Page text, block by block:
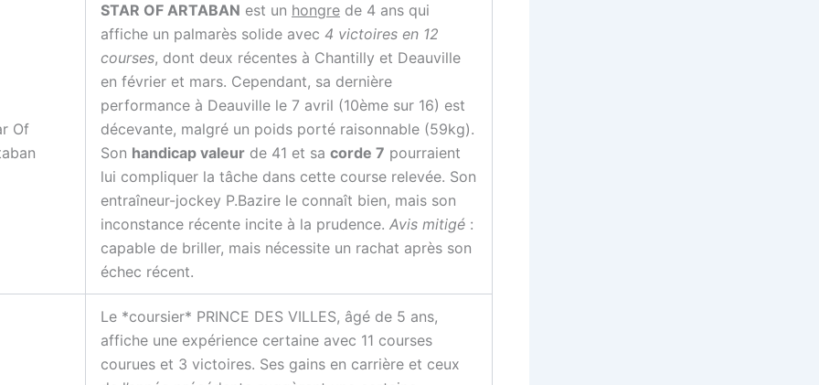
Of
STAR OF ARTABAN est un hongre de 4 ans qui
affiche un palmarès solide avec 4 victoires en 12
courses, dont deux récentes à Chantilly et Deauville
en février et mars. Cependant, sa dernière
performance à Deauville le 7 avril (10ème sur 16) est
décevante, malgré un poids porté raisonnable (59kg).
Son handicap valeur de 41 et sa corde 7 pourraient
lui compliquer la tâche dans cette course relevée. Son
entraîneur-jockey P.Bazire le connaît bien, mais son
inconstance récente incite à la prudence. Avis mitigé :
capable de briller, mais nécessite un rachat après son
échec récent.
Le *coursier* PRINCE DES VILLES, âgé de 5 ans,
affiche une expérience certaine avec 11 courses
courues et 3 victoires. Ses gains en carrière et ceux